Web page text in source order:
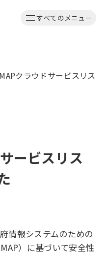
すべてのメニュー
クラウドサービスリス
ービスリス
情報システムのための
）に基づいて安全性